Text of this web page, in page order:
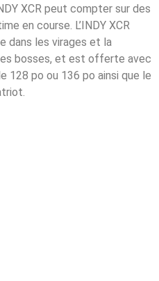
XCR peut compter sur des
en course. L’INDY XCR
dans les virages et la
bosses, et est offerte avec
128 po ou 136 po ainsi que le